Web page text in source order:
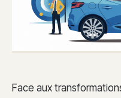
Face aux